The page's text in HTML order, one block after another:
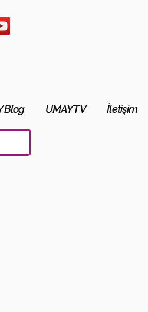
Blog UMAY TV İletişim